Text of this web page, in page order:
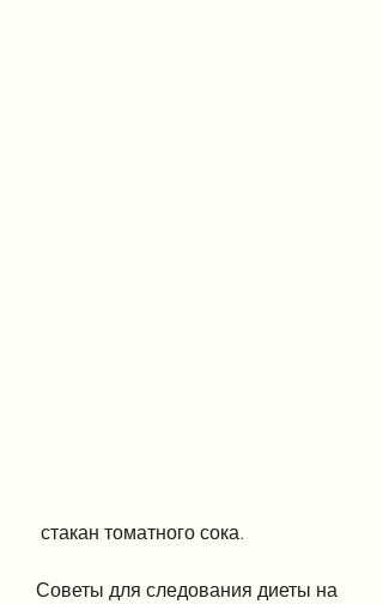
стакан томатного сока.
Советы для следования диеты на